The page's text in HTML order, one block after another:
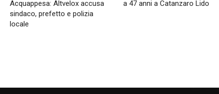
Acquappesa: Altvelox accusa
sindaco, prefetto e polizia
locale
a 47 anni a Catanzaro Lido